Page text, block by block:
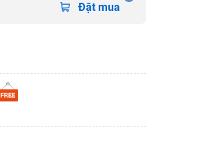
Đặt mua